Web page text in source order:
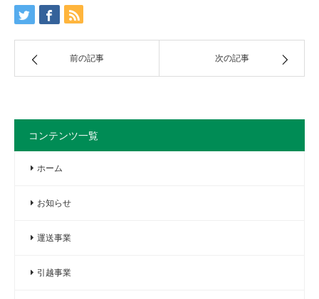
前の記事 次の記事
コンテンツ一覧
ホーム
お知らせ
運送事業
引越事業